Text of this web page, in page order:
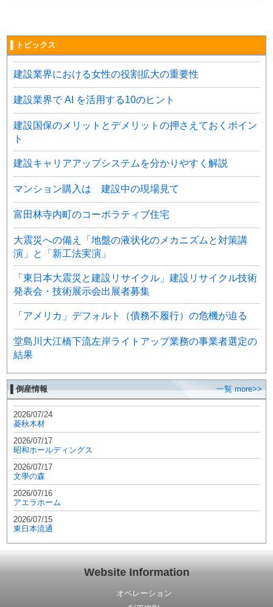
▌トピックス
建設業界における女性の役割拡大の重要性
建設業界で AI を活用する10のヒント
建設国保のメリットとデメリットの押さえておくポイン
ト
建設キャリアアップシステムを分かりやすく解説
マンション購入は 建設中の現場見て
富田林寺内町のコーポラティブ住宅
大震災への備え「地盤の液状化のメカニズムと対策講
演」と「新工法実演」
「東日本大震災と建設リサイクル」建設リサイクル技術
発表会・技術展示会出展者募集
「アメリカ」デフォルト（債務不履行）の危機が迫る
堂島川大江橋下流左岸ライトアップ業務の事業者選定の
結果
▌倒産情報 一覧 more>>
2026/07/24
菱秋木材
2026/07/17
昭和ホールディングス
2026/07/17
文學の森
2026/07/16
アエラホーム
2026/07/15
東日本流通
Website Information
オペレーション